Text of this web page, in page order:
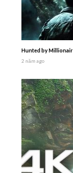
Hunted by
2 năm ago